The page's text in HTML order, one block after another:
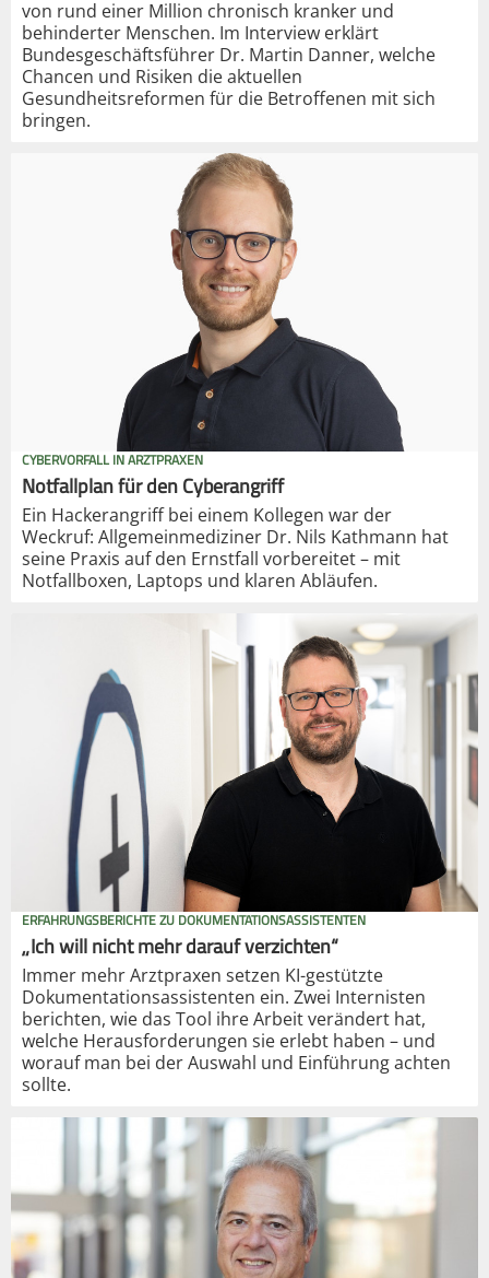
von rund einer Million chronisch kranker und
behinderter Menschen. Im Interview erklärt
Bundesgeschäftsführer Dr. Martin Danner, welche
Chancen und Risiken die aktuellen
Gesundheitsreformen für die Betroffenen mit sich
bringen.
CYBERVORFALL IN ARZTPRAXEN
Notfallplan für den Cyberangriff
Ein Hackerangriff bei einem Kollegen war der
Weckruf: Allgemeinmediziner Dr. Nils Kathmann hat
seine Praxis auf den Ernstfall vorbereitet – mit
Notfallboxen, Laptops und klaren Abläufen.
ERFAHRUNGSBERICHTE ZU DOKUMENTATIONSASSISTENTEN
„Ich will nicht mehr darauf verzichten“
Immer mehr Arztpraxen setzen KI-gestützte
Dokumentationsassistenten ein. Zwei Internisten
berichten, wie das Tool ihre Arbeit verändert hat,
welche Herausforderungen sie erlebt haben – und
worauf man bei der Auswahl und Einführung achten
sollte.